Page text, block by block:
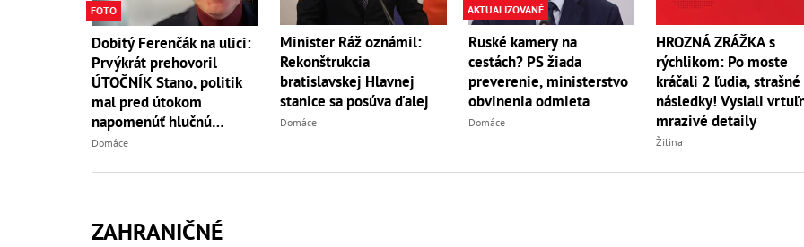
FOTO
Dobitý Ferenčák na ulici:
Prvýkrát prehovoril
ÚTOČNÍK Stano, politik
mal pred útokom
napomenúť hlučnú
partiu!
Domáce
Minister Ráž oznámil:
Rekonštrukcia
bratislavskej Hlavnej
stanice sa posúva ďalej
Domáce
AKTUALIZOVANÉ
Ruské kamery na
cestách? PS žiada
preverenie, ministerstvo
obvinenia odmieta
Domáce
HROZNÁ ZRÁŽKA s
rýchlikom: Po moste
kráčali 2 ľudia, strašné
následky! Vyslali
mrazivé detaily
Žilina
ZAHRANIČNÉ